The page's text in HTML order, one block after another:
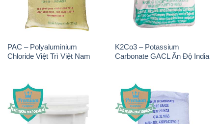
PAC – Polyaluminium
Chloride Việt Trì Việt Nam
K2Co3 – Potassium
Carbonate GACL Ấn Độ India